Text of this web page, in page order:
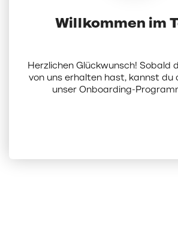
Willkommen im
Herzlichen Glückwunsch! Sobald
von uns erhalten hast, kannst du
unser Onboarding-